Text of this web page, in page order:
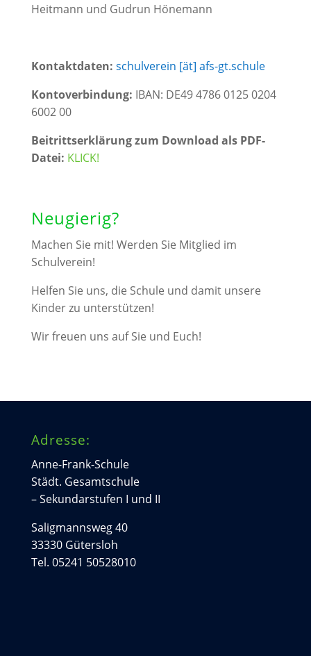
Heitmann und Gudrun Hönemann
Kontaktdaten: schulverein [ät] afs-gt.schule
Kontoverbindung: IBAN: DE49 4786 0125 0204
6002 00
Beitrittserklärung zum Download als PDF-
Datei: KLICK!
Neugierig?
Machen Sie mit! Werden Sie Mitglied im
Schulverein!
Helfen Sie uns, die Schule und damit unsere
Kinder zu unterstützen!
Wir freuen uns auf Sie und Euch!
Adresse:
Anne-Frank-Schule
Städt. Gesamtschule
– Sekundarstufen I und II
Saligmannsweg 40
33330 Gütersloh
Tel. 05241 50528010